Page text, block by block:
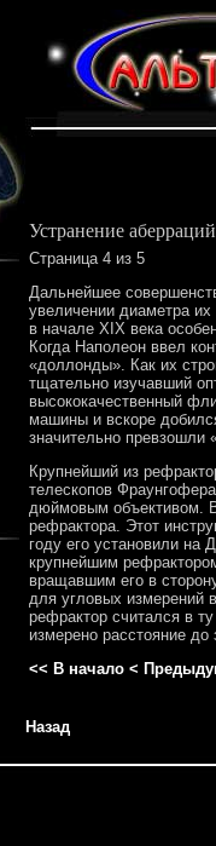
Устранение аберраций
Страница 4 из 5
Дальнейшее
увеличении диаметра
в начале XIX века
Когда Наполеон ввел
«доллонды». Как их
тщательно изучавший
высококачественный
машины и вскоре
значительно превзошли
Крупнейший из
телескопов
дюймовым объективом.
рефрактора. Этот
году его установили на
крупнейшим
вращавшим его в
для угловых измерений
рефрактор считался в
измерено расстояние до
<< В начало <
Назад